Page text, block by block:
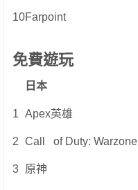
10Farpoint
免費遊玩
日本
1 Apex英雄
2 Call of Duty: Warzone
3 原神